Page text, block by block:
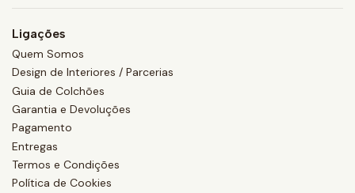
Ligações
Quem Somos
Design de Interiores / Parcerias
Guia de Colchões
Garantia e Devoluções
Pagamento
Entregas
Termos e Condições
Política de Cookies